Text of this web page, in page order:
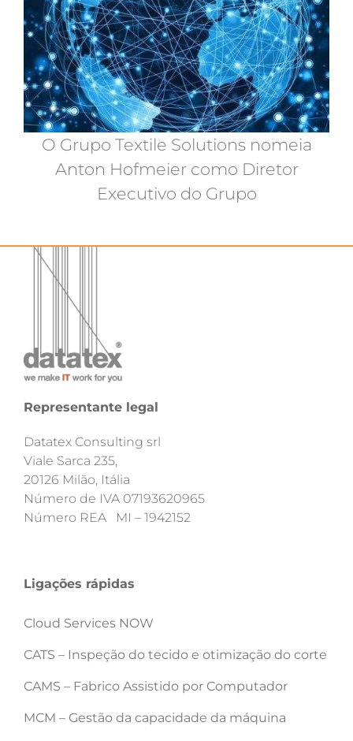
O Grupo Textile Solutions nomeia
Anton Hofmeier como Diretor
Executivo do Grupo
Representante legal
Datatex Consulting srl
Viale Sarca 235,
20126 Milão, Itália
Número de IVA 07193620965
Número REA MI – 1942152
Ligações rápidas
Cloud Services NOW
CATS – Inspeção do tecido e otimização do corte
CAMS – Fabrico Assistido por Computador
MCM – Gestão da capacidade da máquina